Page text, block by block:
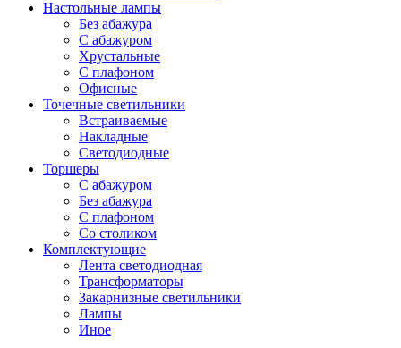
Настольные лампы
Без абажура
С абажуром
Хрустальные
С плафоном
Офисные
Точечные светильники
Встраиваемые
Накладные
Светодиодные
Торшеры
С абажуром
Без абажура
С плафоном
Со столиком
Комплектующие
Лента светодиодная
Трансформаторы
Закарнизные светильники
Лампы
Иное